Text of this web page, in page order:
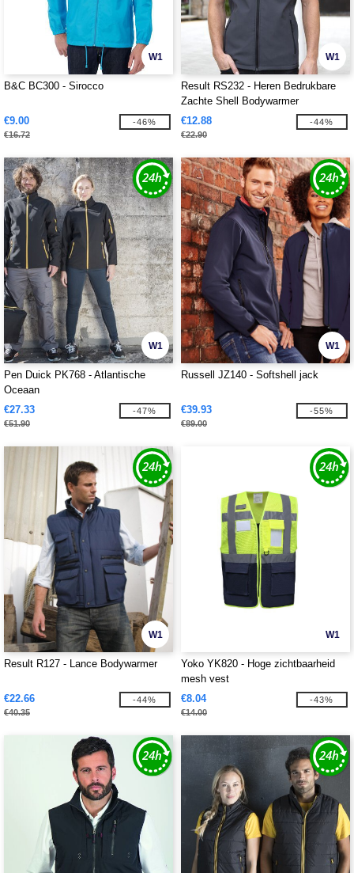
W1
B&C BC300 - Sirocco
€9.00
€16.72
-46%
W1
Result RS232 - Heren Bedrukbare
Zachte Shell Bodywarmer
€12.88
€22.90
-44%
W1
Pen Duick PK768 - Atlantische
Oceaan
€27.33
€51.90
-47%
W1
Russell JZ140 - Softshell jack
€39.93
€89.00
-55%
W1
Result R127 - Lance Bodywarmer
€22.66
€40.35
-44%
W1
Yoko YK820 - Hoge zichtbaarheid
mesh vest
€8.04
€14.00
-43%